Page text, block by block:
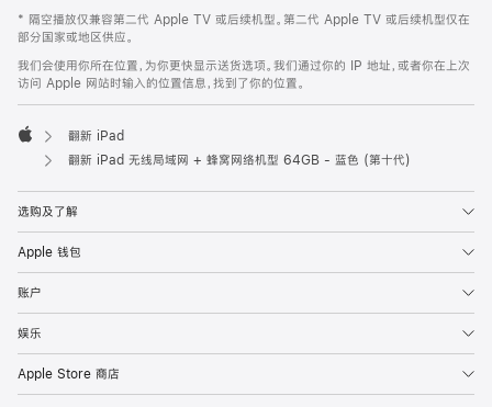
* 隔空播放仅兼容第二代 Apple TV 或后续机型。第二代 Apple TV 或后续机型仅在
部分国家或地区供应。
我们会使用你所在位置，为你更快显示送货选项。我们通过你的 IP 地址，或者你在上次
访问 Apple 网站时输入的位置信息，找到了你的位置。
Apple
翻新 iPad
翻新 iPad 无线局域网 + 蜂窝网络机型 64GB - 蓝色 (第十代)
选购及了解
Apple 钱包
账户
娱乐
Apple Store 商店